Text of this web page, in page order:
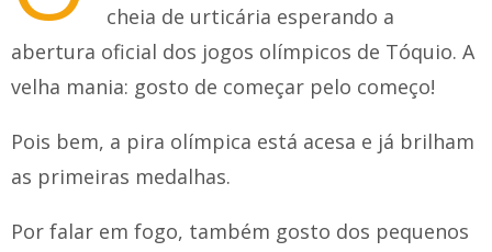
cheia de urticária esperando a
abertura oficial dos jogos olímpicos de Tóquio. A
velha mania: gosto de começar pelo começo!
Pois bem, a pira olímpica está acesa e já brilham
as primeiras medalhas.
Por falar em fogo, também gosto dos pequenos